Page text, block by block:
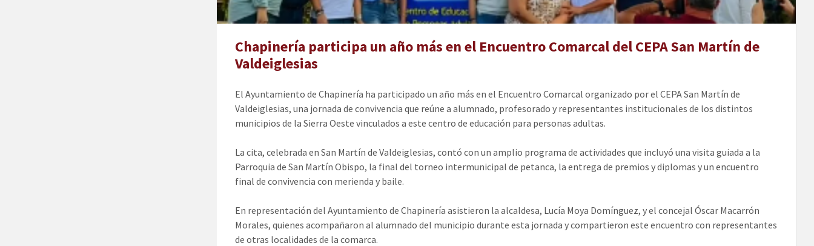
Chapinería participa un año más en el Encuentro Comarcal del CEPA San Martín de
Valdeiglesias
El Ayuntamiento de Chapinería ha participado un año más en el Encuentro Comarcal organizado por el CEPA San Martín de
Valdeiglesias, una jornada de convivencia que reúne a alumnado, profesorado y representantes institucionales de los distintos
municipios de la Sierra Oeste vinculados a este centro de educación para personas adultas.
La cita, celebrada en San Martín de Valdeiglesias, contó con un amplio programa de actividades que incluyó una visita guiada a la
Parroquia de San Martín Obispo, la final del torneo intermunicipal de petanca, la entrega de premios y diplomas y un encuentro
final de convivencia con merienda y baile.
En representación del Ayuntamiento de Chapinería asistieron la alcaldesa, Lucía Moya Domínguez, y el concejal Óscar Macarrón
Morales, quienes acompañaron al alumnado del municipio durante esta jornada y compartieron este encuentro con representantes
de otras localidades de la comarca.